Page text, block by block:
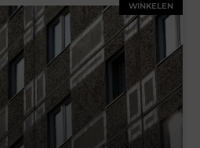
WINKELEN